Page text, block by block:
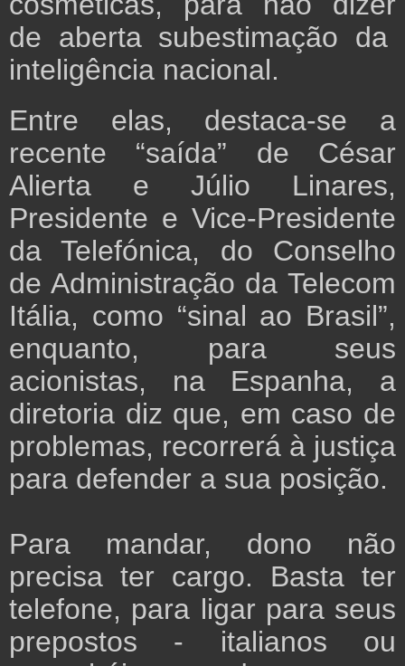
de aberta subestimação da
inteligência nacional.
Entre elas, destaca-se a
recente “saída” de César
Alierta e Júlio Linares,
Presidente e Vice-Presidente
da Telefónica, do Conselho
de Administração da Telecom
Itália, como “sinal ao Brasil”,
enquanto, para seus
acionistas, na Espanha, a
diretoria diz que, em caso de
problemas, recorrerá à justiça
para defender a sua posição.
Para mandar, dono não
precisa ter cargo. Basta ter
telefone, para ligar para seus
prepostos - italianos ou